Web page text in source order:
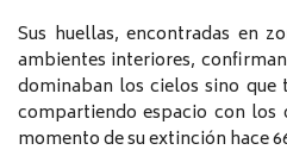
Sus huellas, encontradas en
ambientes interiores,
dominaban los cielos sino
compartiendo espacio con los
momento de su extinción hace